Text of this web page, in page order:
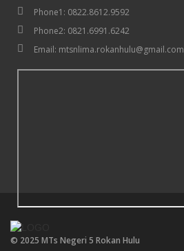
Phone1: 0822.8612.9592
Phone2: 0821.6991.6242
Email: mtsnlima.rokanhulu@gmail.com
© 2025 MTs Negeri 5 Rokan Hulu